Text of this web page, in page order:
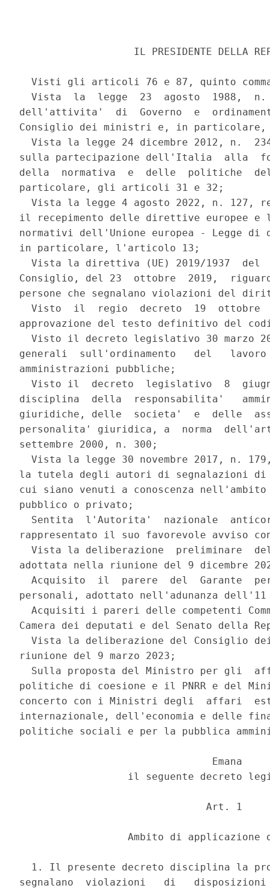
IL PRESIDENTE DELLA
Visti gli articoli 76 e 87, quinto
Vista  la  legge  23  agosto  1988,
dell'attivita'  di  Governo  e
Consiglio dei ministri e, in
Vista la legge 24 dicembre 2012, n.
sulla partecipazione dell'Italia  alla
della  normativa  e  delle  politiche
particolare, gli articoli 31 e 32;
Vista la legge 4 agosto 2022, n. 127,
il recepimento delle direttive
normativi dell'Unione europea - Legge di
in particolare, l'articolo 13;
Vista la direttiva (UE) 2019/1937  del
Consiglio, del 23  ottobre  2019,
persone che segnalano violazioni del
Visto  il  regio  decreto  19  ottobre
approvazione del testo definitivo del
Visto il decreto legislativo 30 marzo
generali  sull'ordinamento   del
amministrazioni pubbliche;
Visto il  decreto  legislativo  8
disciplina  della  responsabilita'
giuridiche, delle  societa'  e  delle
personalita' giuridica, a  norma
settembre 2000, n. 300;
Vista la legge 30 novembre 2017, n.
la tutela degli autori di segnalazioni
cui siano venuti a conoscenza
pubblico o privato;
Sentita  l'Autorita'  nazionale
rappresentato il suo favorevole avviso
Vista la deliberazione  preliminare
adottata nella riunione del 9 dicembre
Acquisito  il  parere  del  Garante
personali, adottato nell'adunanza dell'11
Acquisiti i pareri delle competenti
Camera dei deputati e del Senato della
Vista la deliberazione del Consiglio
riunione del 9 marzo 2023;
Sulla proposta del Ministro per gli
politiche di coesione e il PNRR e del
concerto con i Ministri degli  affari
internazionale, dell'economia e delle
politiche sociali e per la pubblica
                                Emana
il seguente decreto
                               Art. 1
Ambito di applicazione
1. Il presente decreto disciplina la
segnalano  violazioni   di